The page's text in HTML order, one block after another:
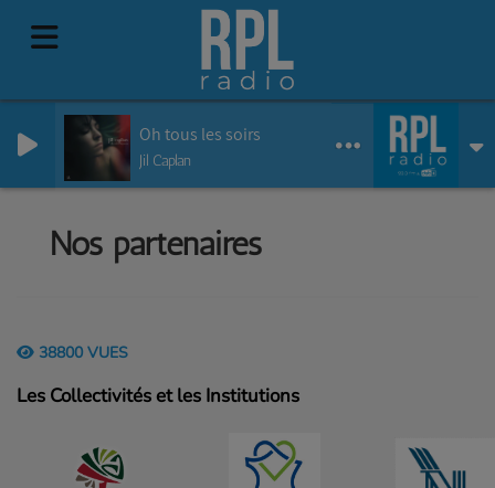
Oh tous les soirs
Jil Caplan
Nos partenaires
38800 VUES
Les Collectivités et les Institutions